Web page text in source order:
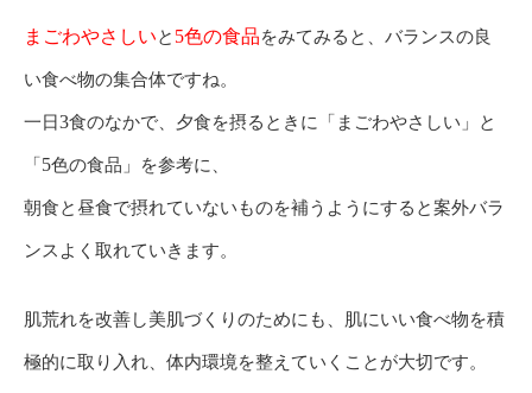
まごわやさしいと 5色の食品をみてみると、バランスの良
い食べ物の集合体ですね。
一日3食のなかで、夕食を摂るときに「まごわやさしい」と
「5色の食品」を参考に、
朝食と昼食で摂れていないものを補うようにすると案外バラ
ンスよく取れていきます。
肌荒れを改善し美肌づくりのためにも、肌にいい食べ物を積
極的に取り入れ、 体内環境を整えていくことが大切です。